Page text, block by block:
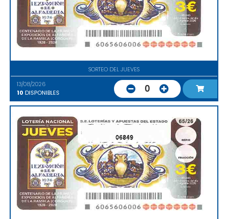
SORTEO DEL JUEVES
13/08/2026
10 DISPONIBLES 0
06849